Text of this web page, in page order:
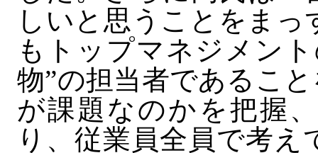
しいと思うことをま
もトップマネジメン
物”の担当者であるこ
が課題なのかを把握
り、従業員全員で考